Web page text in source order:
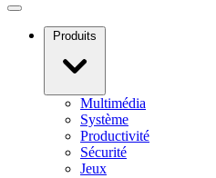
Produits
Multimédia
Système
Productivité
Sécurité
Jeux